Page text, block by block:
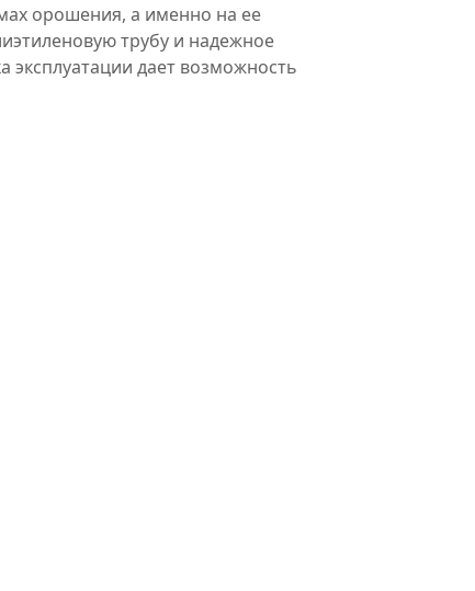
орошения, а именно на ее
трубу и надежное
дает возможность